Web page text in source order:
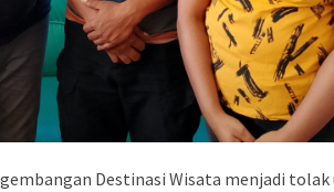
Destinasi Wisata menjadi